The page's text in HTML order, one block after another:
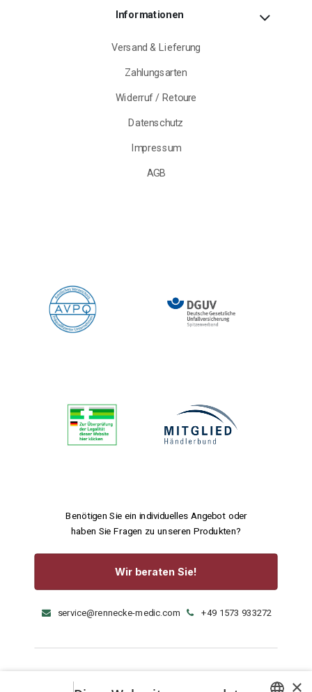
Informationen
Versand & Lieferung
Zahlungsarten
Widerruf / Retoure
Datenschutz
Impressum
AGB
Benötigen Sie ein individuelles Angebot oder
haben Sie Fragen zu unseren Produkten?
Wir beraten Sie!
service@rennecke-medic.com +49 1573 933272
×